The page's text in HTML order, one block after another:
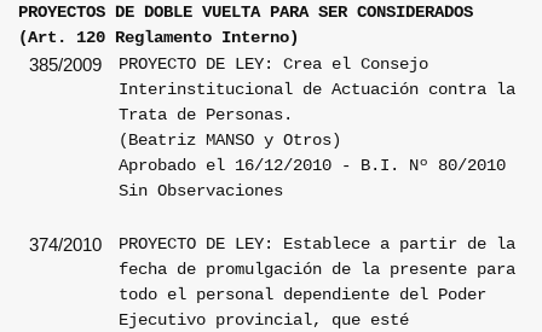
PROYECTOS DE DOBLE VUELTA PARA SER CONSIDERADOS
(Art. 120 Reglamento Interno)
385/2009
PROYECTO DE LEY: Crea el Consejo
Interinstitucional de Actuación contra la
Trata de Personas.
(Beatriz MANSO y Otros)
Aprobado el 16/12/2010 - B.I. Nº 80/2010
Sin Observaciones
374/2010
PROYECTO DE LEY: Establece a partir de la
fecha de promulgación de la presente para
todo el personal dependiente del Poder
Ejecutivo provincial, que esté